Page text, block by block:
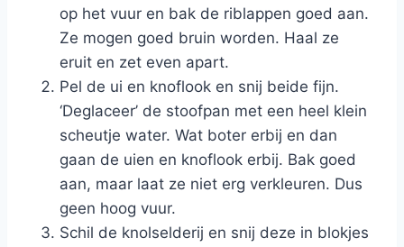
op het vuur en bak de riblappen goed aan.
Ze mogen goed bruin worden. Haal ze
eruit en zet even apart.
Pel de ui en knoflook en snij beide fijn.
‘Deglaceer’ de stoofpan met een heel klein
scheutje water. Wat boter erbij en dan
gaan de uien en knoflook erbij. Bak goed
aan, maar laat ze niet erg verkleuren. Dus
geen hoog vuur.
Schil de knolselderij en snij deze in blokjes